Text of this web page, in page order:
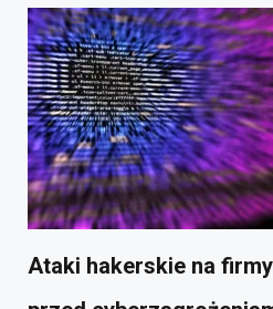
Ataki hakerskie na